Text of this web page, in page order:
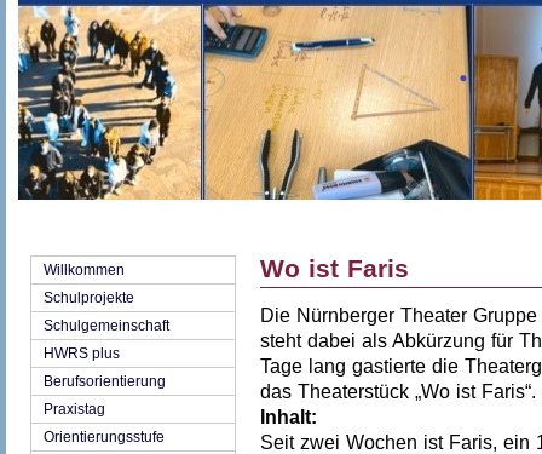
Willkommen
Schulprojekte
Schulgemeinschaft
HWRS plus
Berufsorientierung
Praxistag
Orientierungsstufe
Wo ist Faris
Die Nürnberger Theater
steht dabei als Abkürzung für
Tage lang gastierte die
das Theaterstück „Wo ist Faris“.
Inhalt:
Seit zwei Wochen ist Faris, ein